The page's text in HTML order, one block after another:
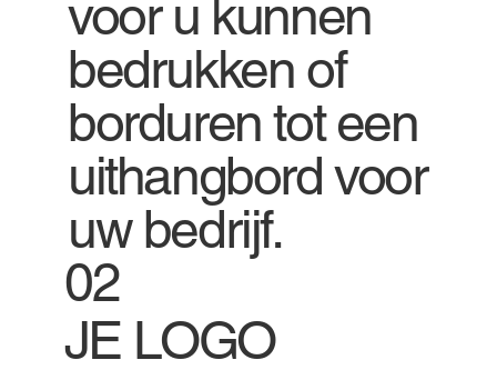
voor u kunnen
bedrukken of
borduren tot een
uithangbord voor
uw bedrijf.
02
JE LOGO